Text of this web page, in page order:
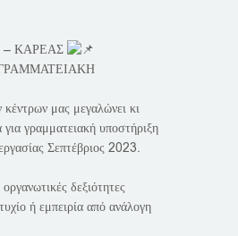
ΚΑΡΕΑΣ
ΓΡΑΜΜΑΤΕΙΑΚΗ
μας μεγαλώνει κι
γραμματειακή υποστήριξη
Σεπτέβριος 2023.
δεξιότητες
ή εμπειρία από ανάλογη